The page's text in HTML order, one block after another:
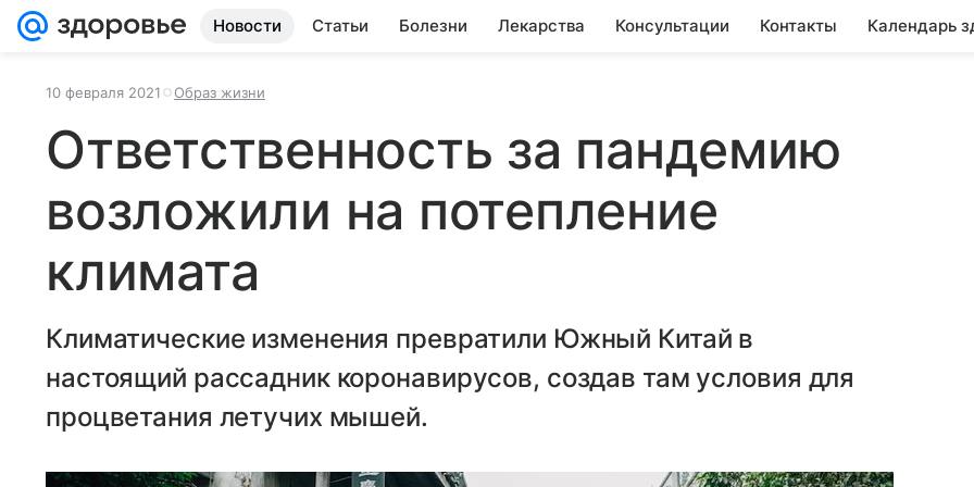
Новости Статьи Болезни Лекарства Консультации Контакты Календарь
10 февраля 2021 Образ жизни
Ответственность за пандемию
возложили на потепление
климата
Климатические изменения превратили Южный Китай в
настоящий рассадник коронавирусов, создав там условия для
процветания летучих мышей.